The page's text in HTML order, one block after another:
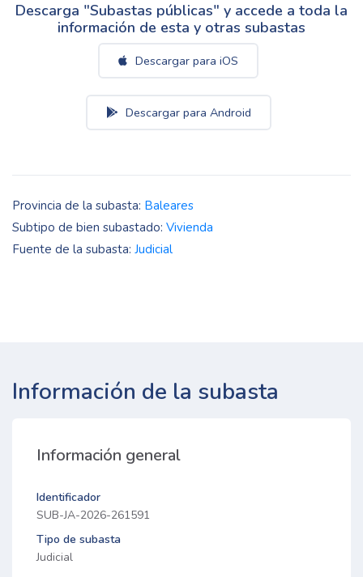
Descarga "Subastas públicas" y accede a toda la
información de esta y otras subastas
Descargar para iOS
Descargar para Android
Provincia de la subasta: Baleares
Subtipo de bien subastado: Vivienda
Fuente de la subasta: Judicial
Información de la subasta
Información general
Identificador
SUB-JA-2026-261591
Tipo de subasta
Judicial